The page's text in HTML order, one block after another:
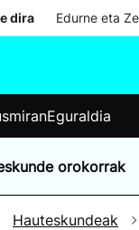
dira Edurne eta
Eguraldia
orokorrak
Hauteskundeak